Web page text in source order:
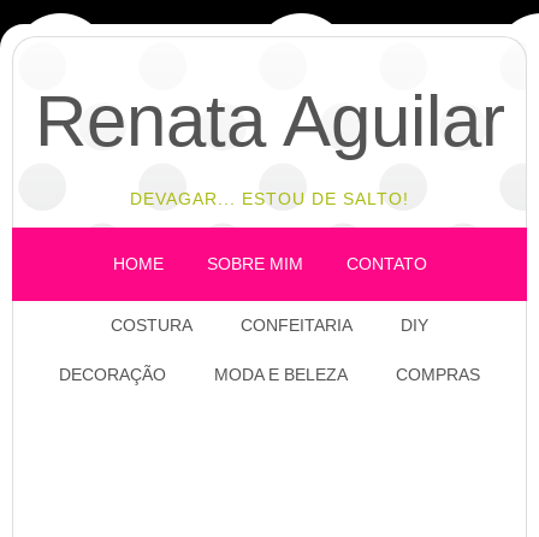
Renata Aguilar
DEVAGAR... ESTOU DE SALTO!
HOME SOBRE MIM CONTATO
COSTURA CONFEITARIA DIY
DECORAÇÃO MODA E BELEZA COMPRAS